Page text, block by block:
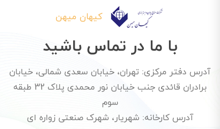
کیهان میهن
با ما در تماس باشید
آدرس دفتر مرکزی: تهران، خیابان سعدی شمالی، خیابان
برادران قائدی جنب خیابان نور محمدی پلاک 32 طبقه
سوم
آدرس کارخانه: شهریار، شهرک صنعتی زواره ای